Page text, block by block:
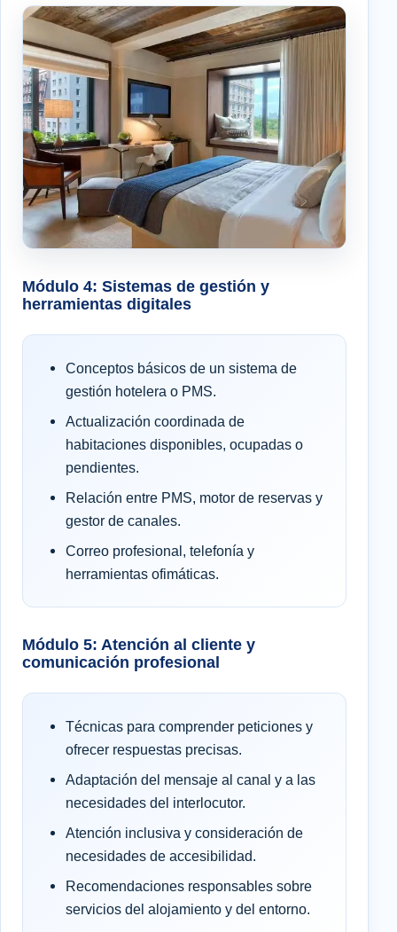
Módulo 4: Sistemas de gestión y
herramientas digitales
Conceptos básicos de un sistema de
gestión hotelera o PMS.
Actualización coordinada de
habitaciones disponibles, ocupadas o
pendientes.
Relación entre PMS, motor de reservas y
gestor de canales.
Correo profesional, telefonía y
herramientas ofimáticas.
Módulo 5: Atención al cliente y
comunicación profesional
Técnicas para comprender peticiones y
ofrecer respuestas precisas.
Adaptación del mensaje al canal y a las
necesidades del interlocutor.
Atención inclusiva y consideración de
necesidades de accesibilidad.
Recomendaciones responsables sobre
servicios del alojamiento y del entorno.